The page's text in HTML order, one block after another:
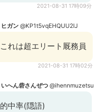
2021-08-31 17時09分
ヒガン @KP1t5vqEHQUU2IJ
これは超エリート厩務員
2021-08-31 17時02分
いへん砦さんぜつ @ihennmuzetsu
的中率(隠語)